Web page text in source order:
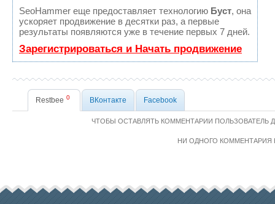
SeoHammer еще предоставляет технологию Буст, она
ускоряет продвижение в десятки раз, а первые
результаты появляются уже в течение первых 7 дней.
Зарегистрироваться и Начать продвижение
Restbee 0 ВКонтакте Facebook
ЧТОБЫ ОСТАВЛЯТЬ КОММЕНТАРИИ
НИ ОДНОГО КОММЕНТАРИЯ